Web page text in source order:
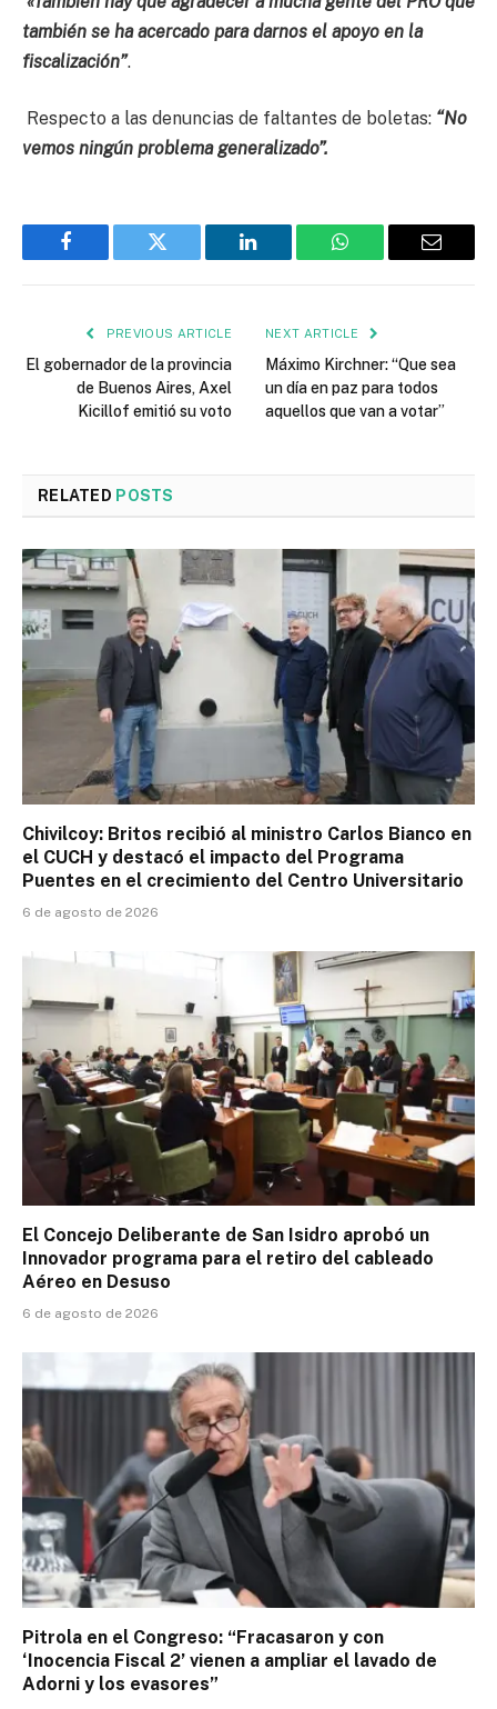
también se ha acercado para darnos el apoyo en la
fiscalización”.
Respecto a las denuncias de faltantes de boletas: “No
vemos ningún problema generalizado”.
Facebook Twitter LinkedIn WhatsApp Email
PREVIOUS ARTICLE
El gobernador de la provincia
de Buenos Aires, Axel
Kicillof emitió su voto
NEXT ARTICLE
Máximo Kirchner: “Que sea
un día en paz para todos
aquellos que van a votar”
RELATED POSTS
Chivilcoy: Britos recibió al ministro Carlos Bianco en
el CUCH y destacó el impacto del Programa
Puentes en el crecimiento del Centro Universitario
6 de agosto de 2026
El Concejo Deliberante de San Isidro aprobó un
Innovador programa para el retiro del cableado
Aéreo en Desuso
6 de agosto de 2026
Pitrola en el Congreso: “Fracasaron y con
‘Inocencia Fiscal 2’ vienen a ampliar el lavado de
Adorni y los evasores”